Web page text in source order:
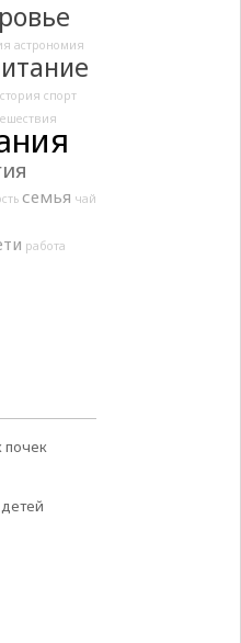
астрономия
спорт
семья чай
работа
почек